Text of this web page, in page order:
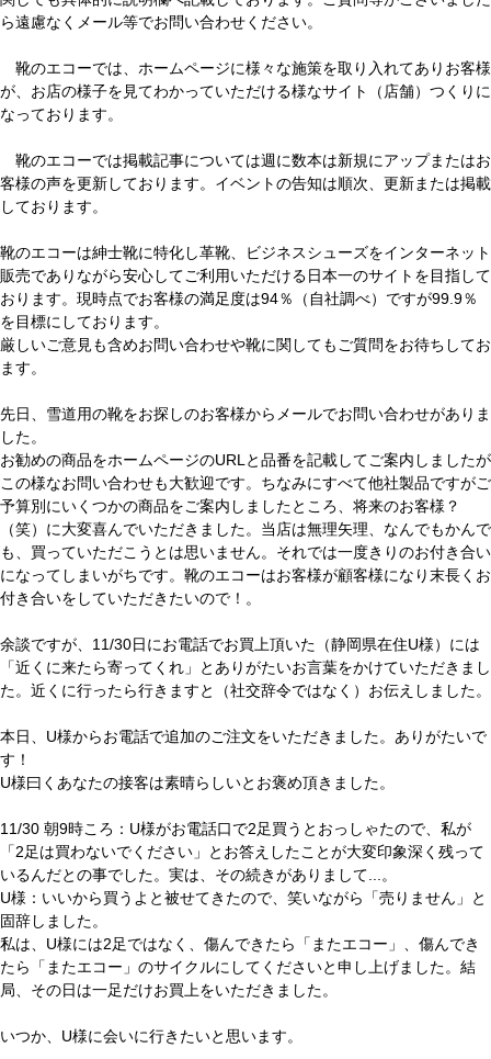
ら遠慮なくメール等でお問い合わせください。
靴のエコーでは、ホームページに様々な施策を取り入れてありお客様
が、お店の様子を見てわかっていただける様なサイト（店舗）つくりに
なっております。
靴のエコーでは掲載記事については週に数本は新規にアップまたはお
客様の声を更新しております。イベントの告知は順次、更新または掲載
しております。
靴のエコーは紳士靴に特化し革靴、ビジネスシューズをインターネット
販売でありながら安心してご利用いただける日本一のサイトを目指して
おります。現時点でお客様の満足度は94％（自社調べ）ですが99.9％
を目標にしております。
厳しいご意見も含めお問い合わせや靴に関してもご質問をお待ちしてお
ます。
先日、雪道用の靴をお探しのお客様からメールでお問い合わせがありま
した。
お勧めの商品をホームページのURLと品番を記載してご案内しましたが
この様なお問い合わせも大歓迎です。ちなみにすべて他社製品ですがご
予算別にいくつかの商品をご案内しましたところ、将来のお客様？
（笑）に大変喜んでいただきました。当店は無理矢理、なんでもかんで
も、買っていただこうとは思いません。それでは一度きりのお付き合い
になってしまいがちです。靴のエコーはお客様が顧客様になり末長くお
付き合いをしていただきたいので！。
余談ですが、11/30日にお電話でお買上頂いた（静岡県在住U様）には
「近くに来たら寄ってくれ」とありがたいお言葉をかけていただきまし
た。近くに行ったら行きますと（社交辞令ではなく）お伝えしました。
本日、U様からお電話で追加のご注文をいただきました。ありがたいで
す！
U様曰くあなたの接客は素晴らしいとお褒め頂きました。
11/30 朝9時ころ：U様がお電話口で2足買うとおっしゃたので、私が
「2足は買わないでください」とお答えしたことが大変印象深く残って
いるんだとの事でした。実は、その続きがありまして...。
U様：いいから買うよと被せてきたので、笑いながら「売りません」と
固辞しました。
私は、U様には2足ではなく、傷んできたら「またエコー」、傷んでき
たら「またエコー」のサイクルにしてくださいと申し上げました。結
局、その日は一足だけお買上をいただきました。
いつか、U様に会いに行きたいと思います。